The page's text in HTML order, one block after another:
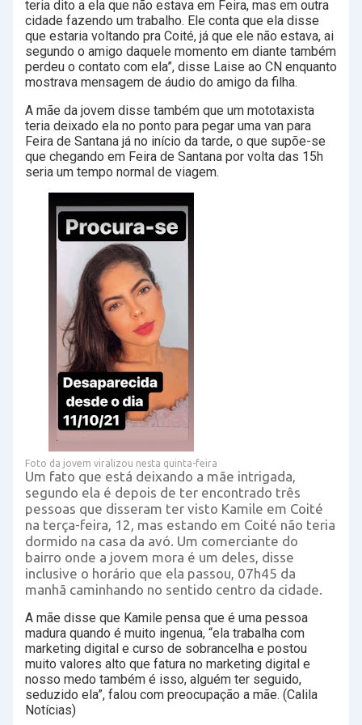
teria dito a ela que não estava em Feira, mas em outra
cidade fazendo um trabalho. Ele conta que ela disse
que estaria voltando pra Coité, já que ele não estava, ai
segundo o amigo daquele momento em diante também
perdeu o contato com ela”, disse Laise ao CN enquanto
mostrava mensagem de áudio do amigo da filha.
A mãe da jovem disse também que um mototaxista
teria deixado ela no ponto para pegar uma van para
Feira de Santana já no início da tarde, o que supõe-se
que chegando em Feira de Santana por volta das 15h
seria um tempo normal de viagem.
Foto da jovem viralizou nesta quinta-feira
Um fato que está deixando a mãe intrigada,
segundo ela é depois de ter encontrado três
pessoas que disseram ter visto Kamile em Coité
na terça-feira, 12, mas estando em Coité não teria
dormido na casa da avó. Um comerciante do
bairro onde a jovem mora é um deles, disse
inclusive o horário que ela passou, 07h45 da
manhã caminhando no sentido centro da cidade.
A mãe disse que Kamile pensa que é uma pessoa
madura quando é muito ingenua, “ela trabalha com
marketing digital e curso de sobrancelha e postou
muito valores alto que fatura no marketing digital e
nosso medo também é isso, alguém ter seguido,
seduzido ela”, falou com preocupação a mãe. (Calila
Notícias)